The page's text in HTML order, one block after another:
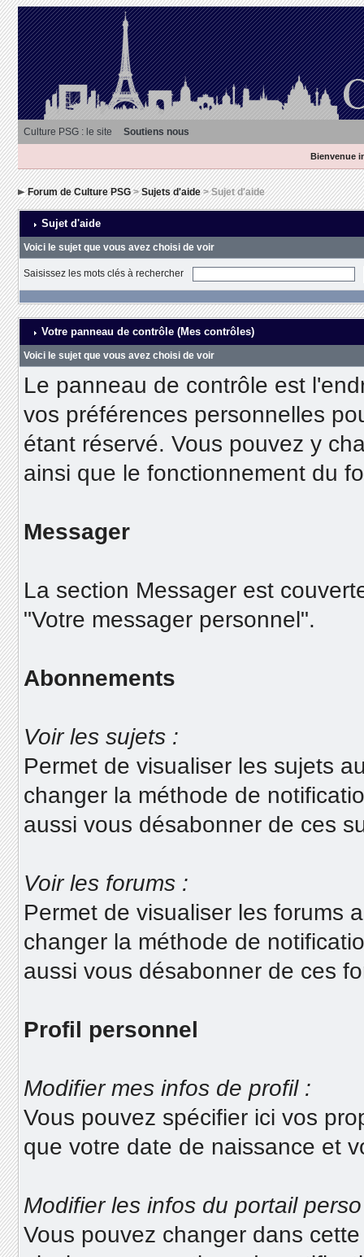
Culture PSG : le site Soutiens nous
Bienvenue
Forum de Culture PSG>Sujets d'aide> Sujet d'aide
Sujet d'aide
Voici le sujet que vous avez choisi de voir
Saisissez les mots clés à rechercher
Votre panneau de contrôle (Mes contrôles)
Voici le sujet que vous avez choisi de voir
Le panneau de contrôle est
vos préférences personnelles
étant réservé. Vous pouvez y
ainsi que le fonctionnement du
Messager
La section Messager est
"Votre messager personnel".
Abonnements
Voir les sujets :
Permet de visualiser les sujets
changer la méthode de
aussi vous désabonner de ces
Voir les forums :
Permet de visualiser les forums
changer la méthode de
aussi vous désabonner de ces
Profil personnel
Modifier mes infos de profil :
Vous pouvez spécifier ici vos
que votre date de naissance et
Modifier les infos du portail
Vous pouvez changer dans